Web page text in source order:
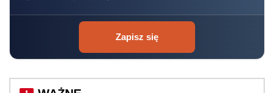
Zapisz się